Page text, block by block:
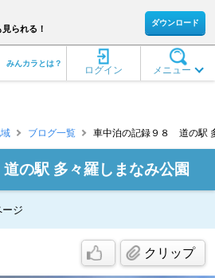
られる！
ダウンロード
メニュー
ログイン
みんカラとは？
ブログ一覧 車中泊の記録９８ 道の駅
の駅 多々羅しまなみ公園
ジ
クリップ